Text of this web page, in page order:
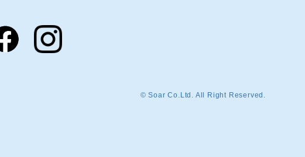
© Soar Co.Ltd. All Right Reserved.